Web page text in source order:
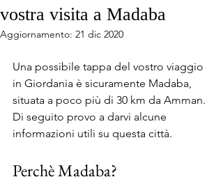
vostra visita a Madaba
Aggiornamento: 21 dic 2020
Una possibile tappa del vostro viaggio
in Giordania è sicuramente Madaba,
situata a poco più di 30 km da Amman.
Di seguito provo a darvi alcune
informazioni utili su questa città.
Perchè Madaba?